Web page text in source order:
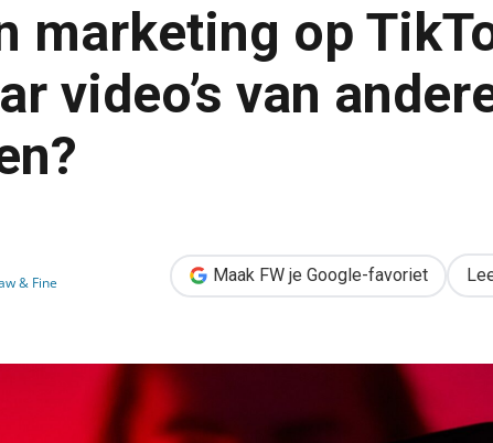
mag je zomaar video’s van anderen gebruiken?
marketing op
video’s van
& Fine
Maak FW je Google-favoriet